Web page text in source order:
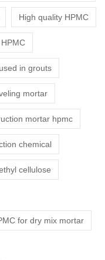
High quality HPMC
in grouts
mortar
mortar hpmc
chemical
cellulose
for dry mix mortar